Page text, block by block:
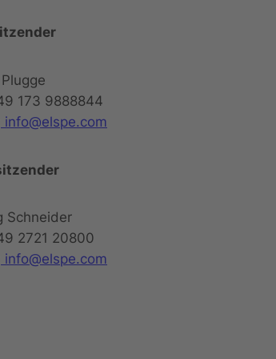
173 9888844
info@elspe.com
Schneider
2721 20800
info@elspe.com